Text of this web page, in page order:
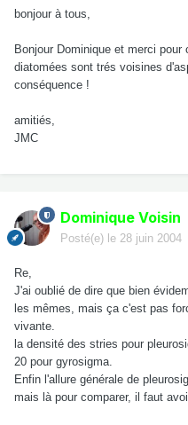
bonjour à tous,
Bonjour Dominique et merci
diatomées sont trés voisines
conséquence !
amitiés,
JMC
Dominique Voisin
Posté(e) le 28 juin 2004
Re,
J'ai oublié de dire que bien
les mêmes, mais ça c'est pas
vivante.
la densité des stries pour
20 pour gyrosigma.
Enfin l'allure générale de
mais là pour comparer, il faut